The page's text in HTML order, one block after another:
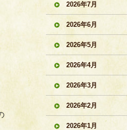
2026年7月
2026年6月
2026年5月
2026年4月
2026年3月
2026年2月
2026年1月